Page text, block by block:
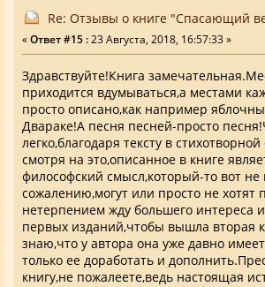
Re: Отзывы о книге "Спасающий
«Ответ #15 : 23 Августа, 2018, 16:57:33 »
Здравствуйте!Книга
приходится вдумываться,а местами
просто описано,как например
Двараке!А песня песней-просто
легко,благодаря тексту в
смотря на это,описанное в книге
философский смысл,который-то вот не
сожалению,могут или просто не хотят
нетерпением жду большего интереса
первых изданий,чтобы вышла вторая
знаю,что у автора она уже давно
только ее доработать и
книгу,не пожалеете,ведь настоящая